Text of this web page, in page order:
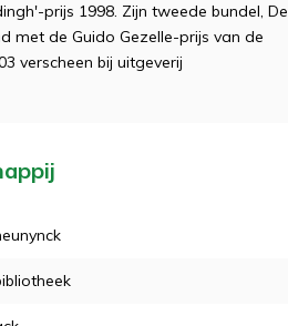
prijs 1998. Zijn tweede bundel, De
met de Guido Gezelle-prijs van de
verscheen bij uitgeverij